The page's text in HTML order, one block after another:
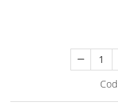
Roboți Geamuri